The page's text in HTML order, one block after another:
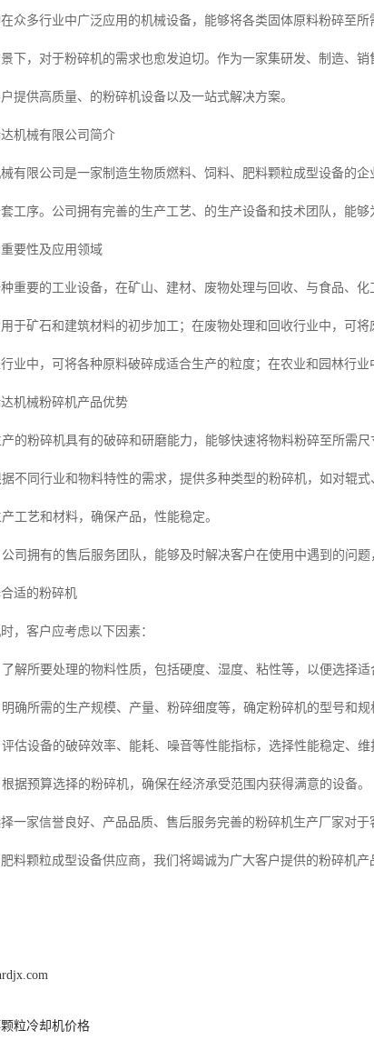
众多行业中广泛应用的机械设备，能够将各类固体原料粉碎至
下，对于粉碎机的需求也愈发迫切。作为一家集研发、制造、
提供高质量、的粉碎机设备以及一站式解决方案。
机械有限公司简介
有限公司是一家制造生物质燃料、饲料、肥料颗粒成型设备的
工序。公司拥有完善的生产工艺、的生产设备和技术团队，能够
要性及应用领域
重要的工业设备，在矿山、建材、废物处理与回收、与食品、
于矿石和建筑材料的初步加工；在废物处理和回收行业中，可
业中，可将各种原料破碎成适合生产的粒度；在农业和园林行业
机械粉碎机产品优势
的粉碎机具有的破碎和研磨能力，能够快速将物料粉碎至所需尺
不同行业和物料特性的需求，提供多种类型的粉碎机，如对辊式
工艺和材料，确保产品，性能稳定。
司拥有的售后服务团队，能够及时解决客户在使用中遇到的问题
适的粉碎机
，客户应考虑以下因素：
解所要处理的物料性质，包括硬度、湿度、粘性等，以便选择适
确所需的生产规模、产量、粉碎细度等，确定粉碎机的型号和规
估设备的破碎效率、能耗、噪音等性能指标，选择性能稳定、维
据预算选择的粉碎机，确保在经济承受范围内获得满意的设备。
一家信誉良好、产品品质、售后服务完善的粉碎机生产厂家对
料颗粒成型设备供应商，我们将竭诚为广大客户提供的粉碎机产
粒冷却机价格